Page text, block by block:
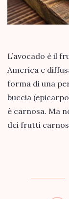
L’avocado è il
America e
forma di una
buccia
è carnosa. Ma
dei frutti